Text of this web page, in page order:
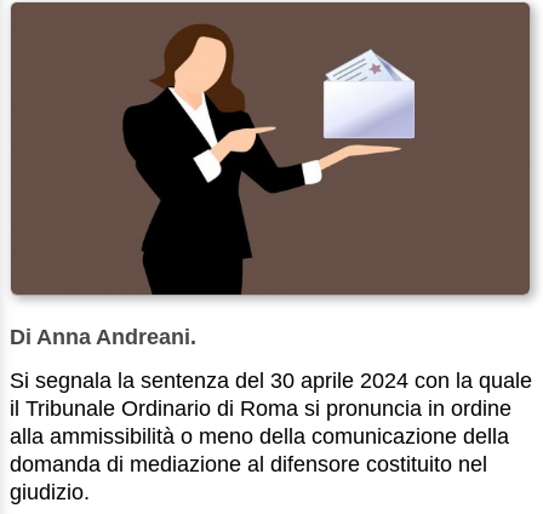
Di Anna Andreani.
Si segnala la sentenza del 30 aprile 2024 con la quale
il Tribunale Ordinario di Roma si pronuncia in ordine
alla ammissibilità o meno della comunicazione della
domanda di mediazione al difensore costituito nel
giudizio.